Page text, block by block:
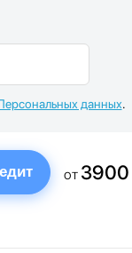
данных.
от 3900